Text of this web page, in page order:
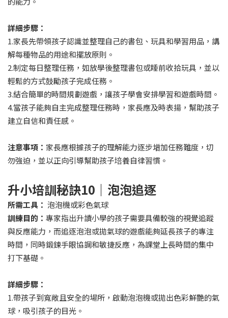
詳細步驟：
1.家長先帶領孩子認識並整理自己的書包、玩具和學習用品，講
解每種物品的用途和擺放原則。
2.制定每日整理任務，如放學後整理書包或睡前收拾玩具，並以
輕鬆的方式鼓勵孩子完成任務。
3.結合簡單的時間規劃遊戲，讓孩子學會安排學習和遊戲時間。
4.當孩子能夠自主完成整理任務時，家長應及時表揚，幫助孩子
建立自信和責任感。
注意事項： 家長應根據孩子的理解能力逐步增加任務難度，切
勿強迫，並以正向引導幫助孩子培養自律習慣。
升小培訓秘訣10｜泡泡追逐
所需工具： 泡泡機或彩色氣球
訓練目的： 專家指出升讀小學的孩子需要具備較強的視覺追蹤
與反應能力，而追逐泡泡或拋氣球的遊戲能夠延長孩子的專注
時間，同時鍛鍊手眼協調和敏捷反應，為課堂上長時間的集中
打下基礎。
詳細步驟：
1.帶孩子到寬敞且安全的場所，啟動泡泡機或拋出色彩鮮艷的氣
球，吸引孩子的目光。